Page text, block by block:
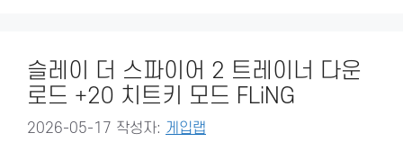
슬레이 더 스파이어 2 트레이너 다운
로드 +20 치트키 모드 FLiNG
2026-05-17 작성자: 게입랩